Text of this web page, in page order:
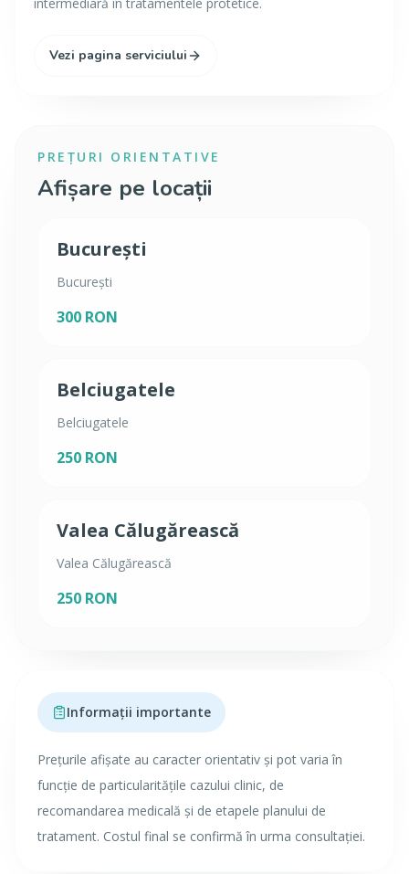
Vezi pagina serviciului
PREȚURI ORIENTATIVE
Afișare pe locații
București
București
300 RON
Belciugatele
Belciugatele
250 RON
Valea Călugărească
Valea Călugărească
250 RON
Informații importante
Prețurile afișate au caracter orientativ și pot varia în
funcție de particularitățile cazului clinic, de
recomandarea medicală și de etapele planului de
tratament. Costul final se confirmă în urma consultației.